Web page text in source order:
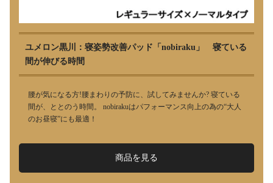
ユメロン黒川：寝姿勢改善パッド「nobiraku」 寝ている
間が伸びる時間
腰が気になる方!腰まわりの予防に、試してみませんか? 寝ている
間が、ととのう時間。 nobirakuはパフォーマンス向上の為の“大人
のお昼寝”にも最適！
商品を見る